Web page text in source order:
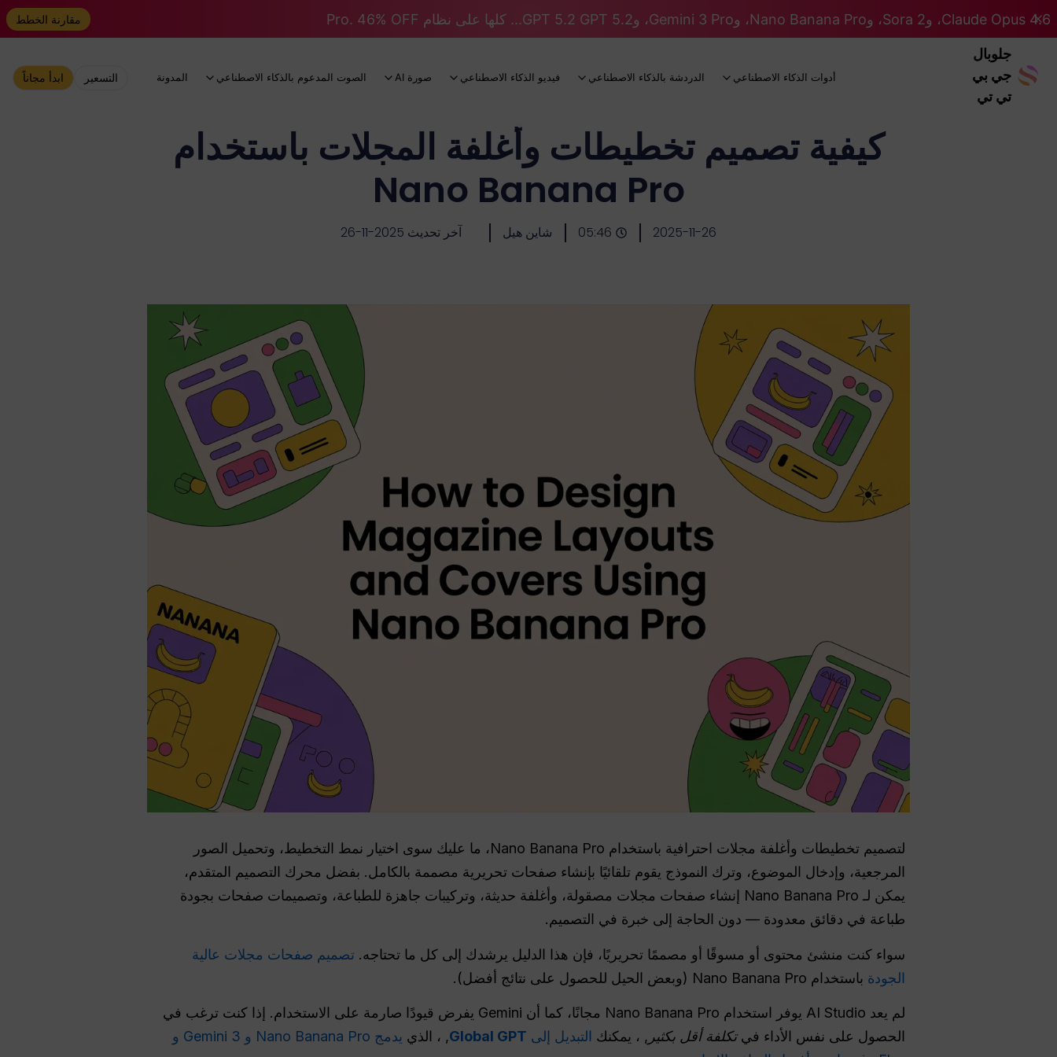
Claude Opus 4.6، وSora 2، وNano Banana Pro، وGemini 3 Pro، وGPT 5.2 GPT 5.2... كلها على نظام Pro. 46% OFF مقارنة الخطط
جلوبال
جي بي
تي تي
أدوات الذكاء الاصطناعي الدردشة بالذكاء الاصطناعي فيديو الذكاء الاصطناعي صورة AI الصوت المدعوم بالذكاء الاصطناعي المدونة التسعير ابدأ مجاناً
كيفية تصميم تخطيطات وأغلفة المجلات باستخدام
Nano Banana Pro
2025-11-26
05:46 شاين هيل آخر تحديث 2025-11-26
لتصميم تخطيطات وأغلفة مجلات احترافية باستخدام Nano Banana Pro، ما عليك سوى اختيار نمط التخطيط، وتحميل الصور
المرجعية، وإدخال الموضوع، وترك النموذج يقوم تلقائيًا بإنشاء صفحات تحريرية مصممة بالكامل. بفضل محرك التصميم المتقدم،
يمكن لـ Nano Banana Pro إنشاء صفحات مجلات مصقولة، وأغلفة حديثة، وتركيبات جاهزة للطباعة، وتصميمات صفحات بجودة
طباعة في دقائق معدودة — دون الحاجة إلى خبرة في التصميم.
سواء كنت منشئ محتوى أو مسوقًا أو مصممًا تحريريًا، فإن هذا الدليل يرشدك إلى كل ما تحتاجه. تصميم صفحات مجلات عالية
الجودة باستخدام Nano Banana Pro (وبعض الحيل للحصول على نتائج أفضل).
لم يعد AI Studio يوفر استخدام Nano Banana Pro مجانًا، كما أن Gemini يفرض قيودًا صارمة على الاستخدام. إذا كنت ترغب في
الحصول على نفس الأداء فيتكلفة أقل بكثير , ، يمكنك التبديل إلى Global GPT, ، الذي
يدمج Nano Banana Pro و Gemini 3 و